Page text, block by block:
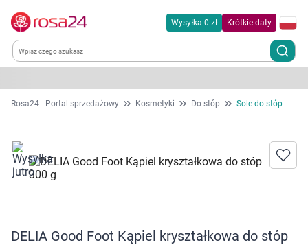
Wysyłka 0 zł Krótkie daty
Kategorie
Dla zwierząt
Zdrowie
Rosa24 - Portal sprzedażowy Kosmetyki Do stóp Sole do stóp
DELIA Good Foot Kąpiel kryształkowa do stóp